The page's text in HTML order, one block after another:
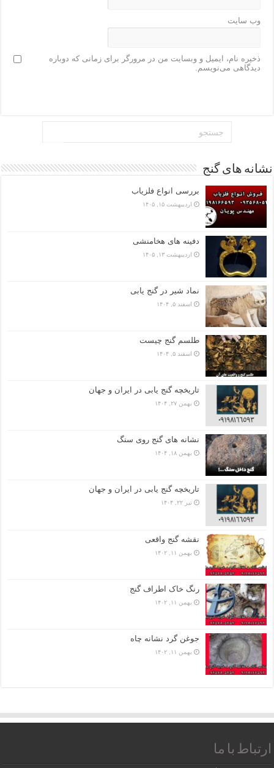
وب‌ سایت
ذخیره نام، ایمیل و وبسایت من در مرورگر برای زمانی که دوباره
دیدگاهی می‌نویسم.
نشانه های گنج
بررسی انواع فلزیاب
اردیبهشت ۱۵, ۱۴۰۵
دفینه های هخامنشی
اردیبهشت ۱۳, ۱۴۰۵
نماد شیر در گنج یابی
اسفند ۵, ۱۴۰۴
طلسم گنج چیست
اسفند ۵, ۱۴۰۴
تاریخچه گنج‌ یابی در ایران و جهان
بهمن ۲۷, ۱۴۰۴
نشانه های گنج روی سنگ
بهمن ۱۸, ۱۴۰۴
تاریخچه گنج‌ یابی در ایران و جهان
تیر ۲۲, ۱۴۰۴
نقشه گنج واقعی
بهمن ۱۱, ۱۴۰۲
رنگ خاک اطراف گنج
بهمن ۱۱, ۱۴۰۲
جوغن گرد نشانه چاه
بهمن ۱۱, ۱۴۰۲
ارتباط با ما